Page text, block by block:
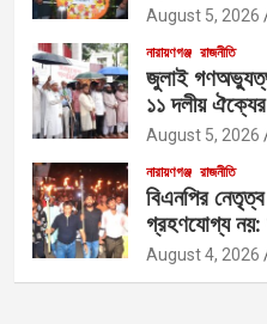
August 5, 2026
নারায়ণগঞ্জ রাজনীতি
জুলাই
১১ দলীয়
August 5, 2026
নারায়ণগঞ্জ রাজনীতি
বিএনপির
গ্রহণযোগ্য
August 4, 2026